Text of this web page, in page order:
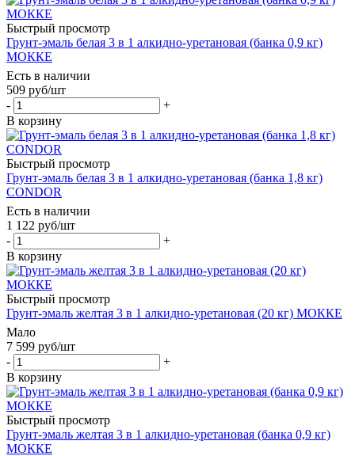
Быстрый просмотр
Грунт-эмаль белая 3 в 1 алкидно-уретановая (банка 0,9 кг)
МОККЕ
Есть в наличии
509 руб/шт
-
+
В корзину
Быстрый просмотр
Грунт-эмаль белая 3 в 1 алкидно-уретановая (банка 1,8 кг)
CONDOR
Есть в наличии
1 122 руб/шт
-
+
В корзину
Быстрый просмотр
Грунт-эмаль желтая 3 в 1 алкидно-уретановая (20 кг) МОККЕ
Мало
7 599 руб/шт
-
+
В корзину
Быстрый просмотр
Грунт-эмаль желтая 3 в 1 алкидно-уретановая (банка 0,9 кг)
МОККЕ